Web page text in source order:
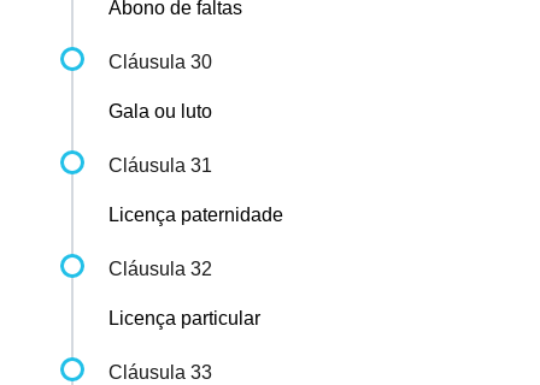
Abono de faltas
Cláusula 30
Gala ou luto
Cláusula 31
Licença paternidade
Cláusula 32
Licença particular
Cláusula 33